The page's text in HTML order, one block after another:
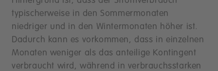
typischerweise in den Sommermonaten
niedriger und in den Wintermonaten höher ist.
Dadurch kann es vorkommen, dass in einzelnen
Monaten weniger als das anteilige Kontingent
verbraucht wird, während in verbrauchsstarken